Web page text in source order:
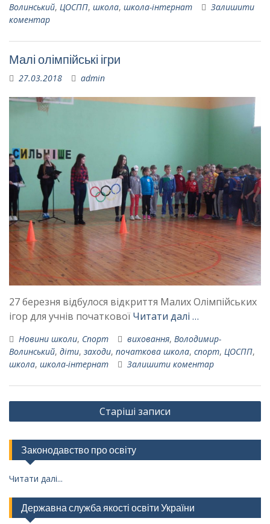
Волинський, ЦОСПП, школа, школа-інтернат
Залишити
коментар
Малі олімпійські ігри
27.03.2018 admin
27 березня відбулося відкриття Малих Олімпійських
ігор для учнів початкової Читати далі …
Новини школи, Спорт виховання, Володимир-
Волинський, діти, заходи, початкова школа, спорт, ЦОСПП,
школа, школа-інтернат Залишити коментар
Навігація
за
записами
Старіші записи
Законодавство про освіту
Читати далі...
Державна служба якості освіти України